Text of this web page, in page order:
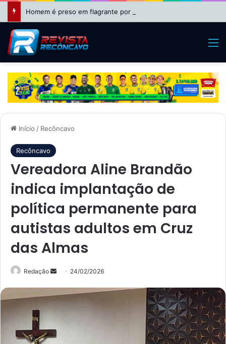
Início / Recôncavo
Recôncavo
Vereadora Aline Brandão
indica implantação de
política permanente para
autistas adultos em Cruz
das Almas
Redação
Mande
e-
24/02/2026